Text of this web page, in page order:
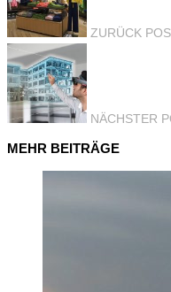
ZURÜCK
NÄCHSTER
MEHR BEITRÄGE